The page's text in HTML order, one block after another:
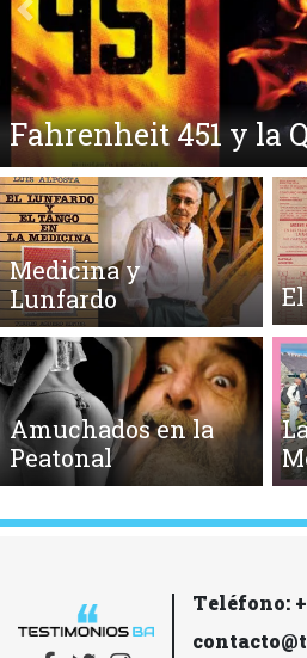
Fahrenheit 451 y la
Anterior
Medicina y
Lunfardo
Amuchados en la
Peatonal
Teléfono: